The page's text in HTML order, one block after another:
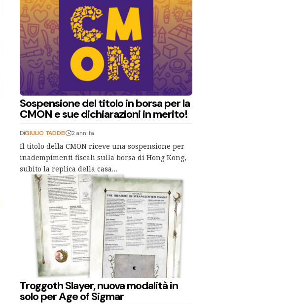
Sospensione del titolo in borsa per la
CMON e sue dichiarazioni in merito!
DiGIULIO TADDEI 2 anni fa
Il titolo della CMON riceve una sospensione per
inadempimenti fiscali sulla borsa di Hong Kong,
subito la replica della casa…
Troggoth Slayer, nuova modalità in
solo per Age of Sigmar